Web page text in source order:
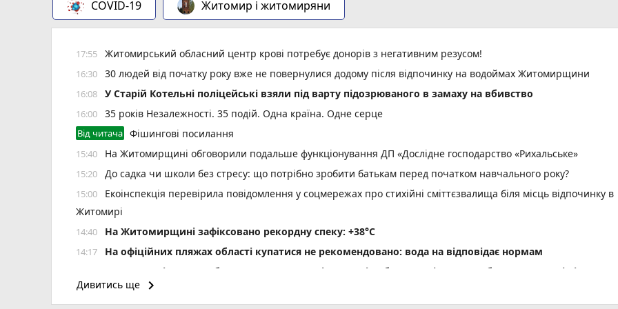
COVID-19 Житомир і житомиряни
17:55 Житомирський обласний центр крові потребує донорів з негативним резусом!
16:30 30 людей від початку року вже не повернулися додому після відпочинку на водоймах Житомирщини
16:08 У Старій Котельні поліцейські взяли під варту підозрюваного в замаху на вбивство
16:00 35 років Незалежності. 35 подій. Одна країна. Одне серце
Від читача Фішингові посилання
15:40 На Житомирщині обговорили подальше функціонування ДП «Дослідне господарство «Рихальське»
15:20 До садка чи школи без стресу: що потрібно зробити батькам перед початком навчального року?
15:00
Екоінспекція перевірила повідомлення у соцмережах про стихійні сміттєзвалища біля місць відпочинку в
Житомирі
14:40 Н️а Житомирщині зафіксовано рекордну спеку: +38°C
14:17 На офіційних пляжах області купатися не рекомендовано: вода на відповідає нормам
У Житомирі у свято Яблучного Спаса «Пиріг пам'яті» об' єднав рідних загиблих Захисників і
України photo_camera
Дивитись ще keyboard_arrow_right